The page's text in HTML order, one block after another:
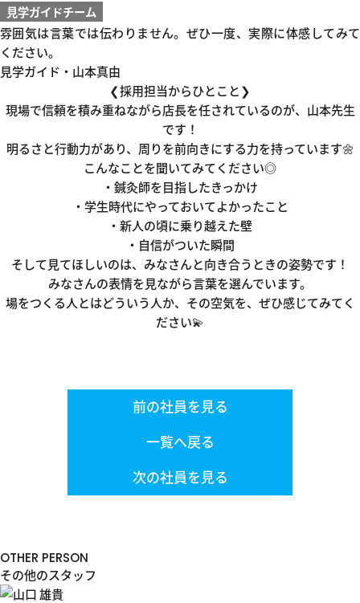
見学ガイドチーム
雰囲気は言葉では伝わりません。ぜひ一度、実際に体感してみて
ください。
見学ガイド・山本真由
❮採用担当からひとこと❯
現場で信頼を積み重ねながら店長を任されているのが、山本先生
です！
明るさと行動力があり、周りを前向きにする力を持っています🌼
こんなことを聞いてみてください◎
・鍼灸師を目指したきっかけ
・学生時代にやっておいてよかったこと
・新人の頃に乗り越えた壁
・自信がついた瞬間
そして見てほしいのは、みなさんと向き合うときの姿勢です！
みなさんの表情を見ながら言葉を選んでいます。
場をつくる人とはどういう人か、その空気を、ぜひ感じてみてく
ださい💫
前の社員を見る
一覧へ戻る
次の社員を見る
OTHER PERSON
その他のスタッフ